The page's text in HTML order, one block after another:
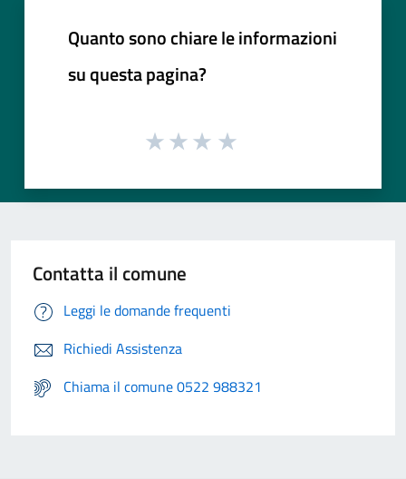
Quanto sono chiare le informazioni
su questa pagina?
Contatta il comune
Leggi le domande frequenti
Richiedi Assistenza
Chiama il comune 0522 988321